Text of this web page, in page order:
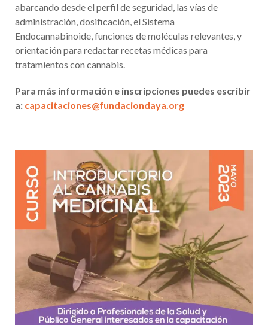
abarcando desde el perfil de seguridad, las vías de
administración, dosificación, el Sistema
Endocannabinoide, funciones de moléculas relevantes, y
orientación para redactar recetas médicas para
tratamientos con cannabis.
Para más información e inscripciones puedes escribir
a: capacitaciones@fundaciondaya.org